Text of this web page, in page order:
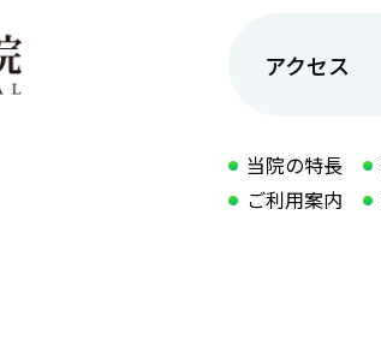
アクセス
当院の特長
ご利用案内